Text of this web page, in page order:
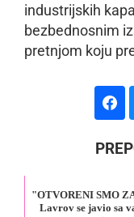
industrijskih
bezbednosnim
pretnjom koju
"OTVORENI SMO
Lavrov se javio sa